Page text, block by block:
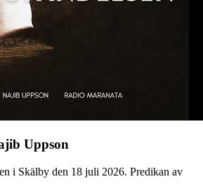
Uppson
i Skälby den 18 juli 2026. Predikan av